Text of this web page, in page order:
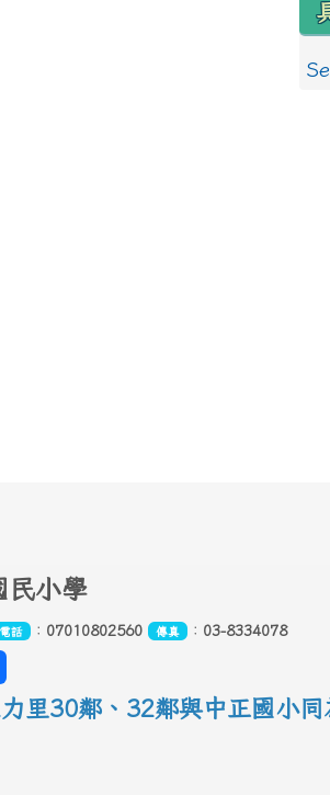
民小學
話 ： 07010802560 傳真 ： 03-8334078
里30鄰、 32鄰與中正國小同